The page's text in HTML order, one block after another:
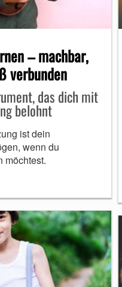
– machbar,
verbunden
das dich mit
belohnt
ist dein
wenn du
möchtest.